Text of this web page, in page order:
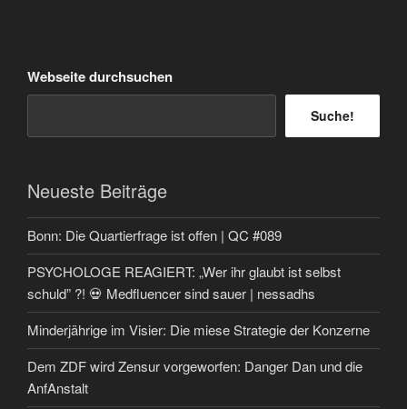
Webseite durchsuchen
Suche!
Neueste Beiträge
Bonn: Die Quartierfrage ist offen | QC #089
PSYCHOLOGE REAGIERT: „Wer ihr glaubt ist selbst
schuld” ?! 💀 Medfluencer sind sauer | nessadhs
Minderjährige im Visier: Die miese Strategie der Konzerne
Dem ZDF wird Zensur vorgeworfen: Danger Dan und die
AnfAnstalt